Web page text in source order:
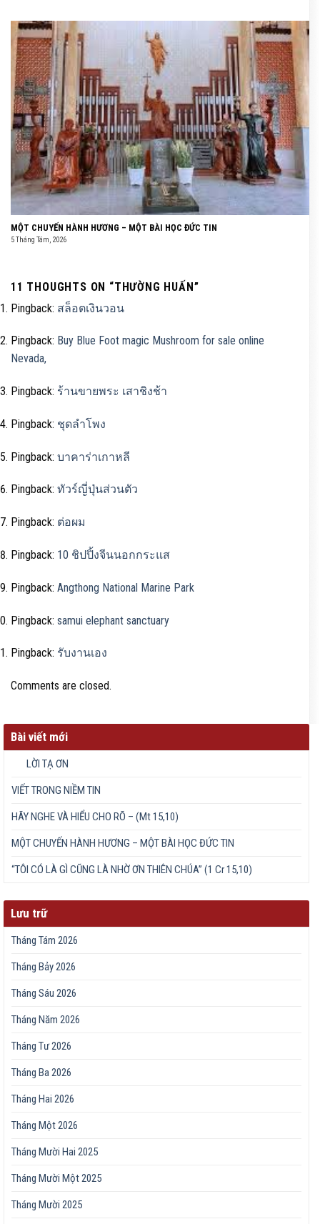
MỘT CHUYẾN HÀNH HƯƠNG – MỘT BÀI HỌC ĐỨC TIN
5 Tháng Tám, 2026
11 THOUGHTS ON “THƯỜNG HUẤN”
Pingback: สล็อตเงินวอน
Pingback: Buy Blue Foot magic Mushroom for sale online
Nevada,
Pingback: ร้านขายพระ เสาชิงช้า
Pingback: ชุดลำโพง
Pingback: บาคาร่าเกาหลี
Pingback: ทัวร์ญี่ปุ่นส่วนตัว
Pingback: ต่อผม
Pingback: 10 ชิปปิ้งจีนนอกกระแส
Pingback: Angthong National Marine Park
Pingback: samui elephant sanctuary
Pingback: รับงานเอง
Comments are closed.
Bài viết mới
LỜI TẠ ƠN
VIẾT TRONG NIỀM TIN
HÃY NGHE VÀ HIỂU CHO RÕ – (Mt 15,10)
MỘT CHUYẾN HÀNH HƯƠNG – MỘT BÀI HỌC ĐỨC TIN
“TÔI CÓ LÀ GÌ CŨNG LÀ NHỜ ƠN THIÊN CHÚA” (1 Cr 15,10)
Lưu trữ
Tháng Tám 2026
Tháng Bảy 2026
Tháng Sáu 2026
Tháng Năm 2026
Tháng Tư 2026
Tháng Ba 2026
Tháng Hai 2026
Tháng Một 2026
Tháng Mười Hai 2025
Tháng Mười Một 2025
Tháng Mười 2025